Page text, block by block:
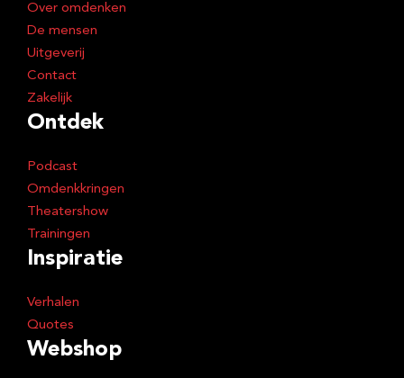
s
Over omdenken
De mensen
Uitgeverij
Contact
Zakelijk
Ontdek
Podcast
Omdenkkringen
Theatershow
Trainingen
Inspiratie
Verhalen
Quotes
Webshop